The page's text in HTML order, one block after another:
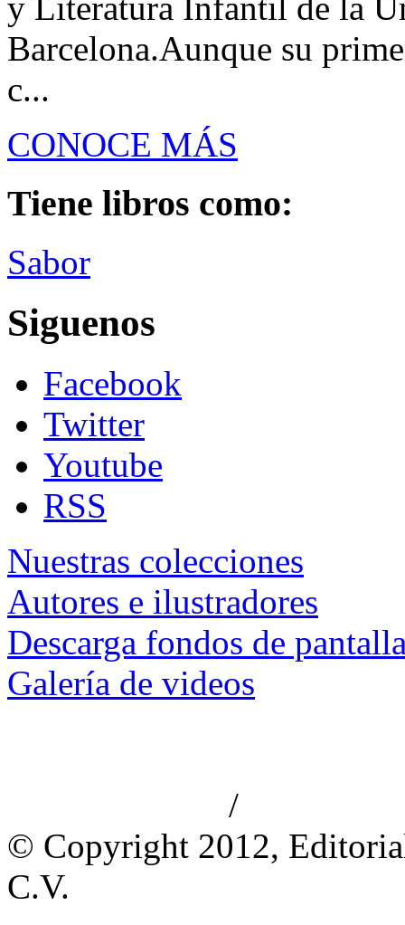
y Literatura Infantil de la
Barcelona.Aunque su
c...
CONOCE MÁS
Tiene libros como:
Sabor
Siguenos
Facebook
Twitter
Youtube
RSS
Nuestras colecciones
Autores e ilustradores
Descarga fondos de
Galería de videos
/
© Copyright 2012,
C.V.